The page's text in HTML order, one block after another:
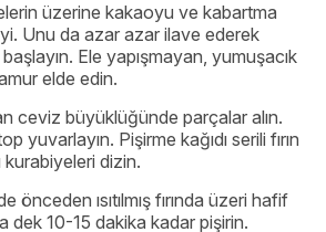
üzerine kakaoyu ve kabartma
Unu da azar azar ilave ederek
Ele yapışmayan, yumuşacık
elde edin.
ceviz büyüklüğünde parçalar alın.
yuvarlayın. Pişirme kağıdı serili fırın
dizin.
önceden ısıtılmış fırında üzeri hafif
dek 10-15 dakika kadar pişirin.